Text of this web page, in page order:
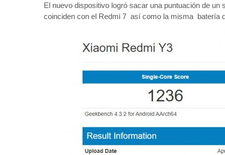
El nuevo dispositivo logró sacar una puntuación de
coinciden con el Redmi 7 así como la misma batería